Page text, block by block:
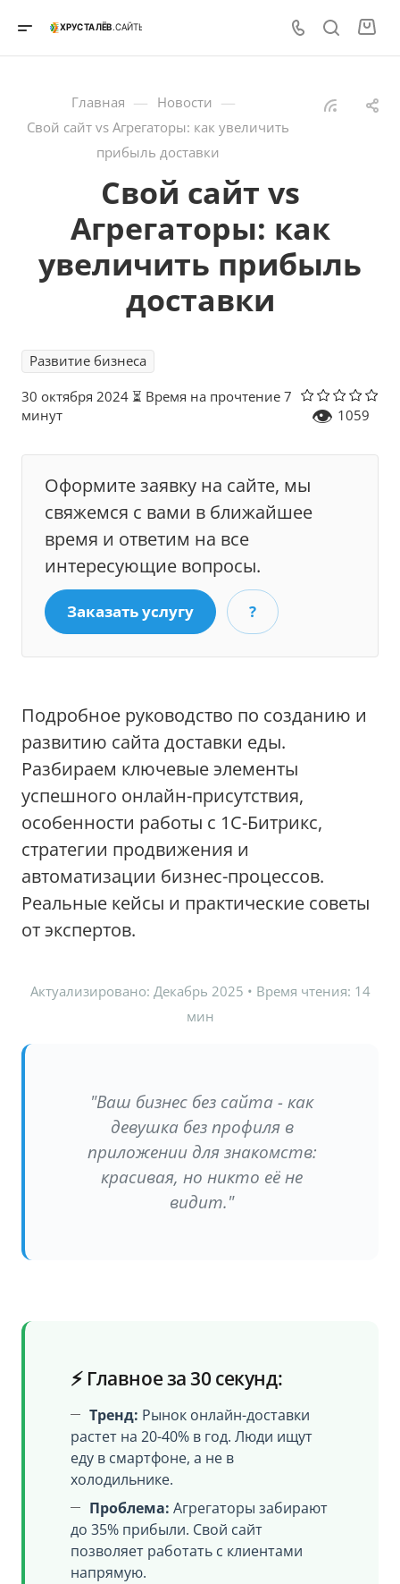
Главная — Новости —
Свой сайт vs Агрегаторы: как увеличить
прибыль доставки
Свой сайт vs
Агрегаторы: как
увеличить прибыль
доставки
Развитие бизнеса
30 октября 2024 ⏳ Время на прочтение 7
минут
👁 1059
Оформите заявку на сайте, мы
свяжемся с вами в ближайшее
время и ответим на все
интересующие вопросы.
Заказать услугу ?
Подробное руководство по созданию и
развитию сайта доставки еды.
Разбираем ключевые элементы
успешного онлайн-присутствия,
особенности работы с 1С-Битрикс,
стратегии продвижения и
автоматизации бизнес-процессов.
Реальные кейсы и практические советы
от экспертов.
Актуализировано: Декабрь 2025 • Время чтения: 14
мин
"Ваш бизнес без сайта - как
девушка без профиля в
приложении для знакомств:
красивая, но никто её не
видит."
⚡ Главное за 30 секунд:
Тренд: Рынок онлайн-доставки
растет на 20-40% в год. Люди ищут
еду в смартфоне, а не в
холодильнике.
Проблема: Агрегаторы забирают
до 35% прибыли. Свой сайт
позволяет работать с клиентами
напрямую.